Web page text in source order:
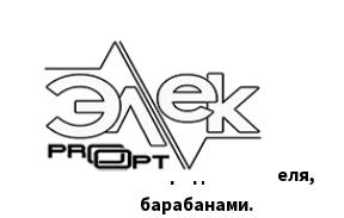
навигации
содержимому
Оптовая продажа кабеля,
барабанами.